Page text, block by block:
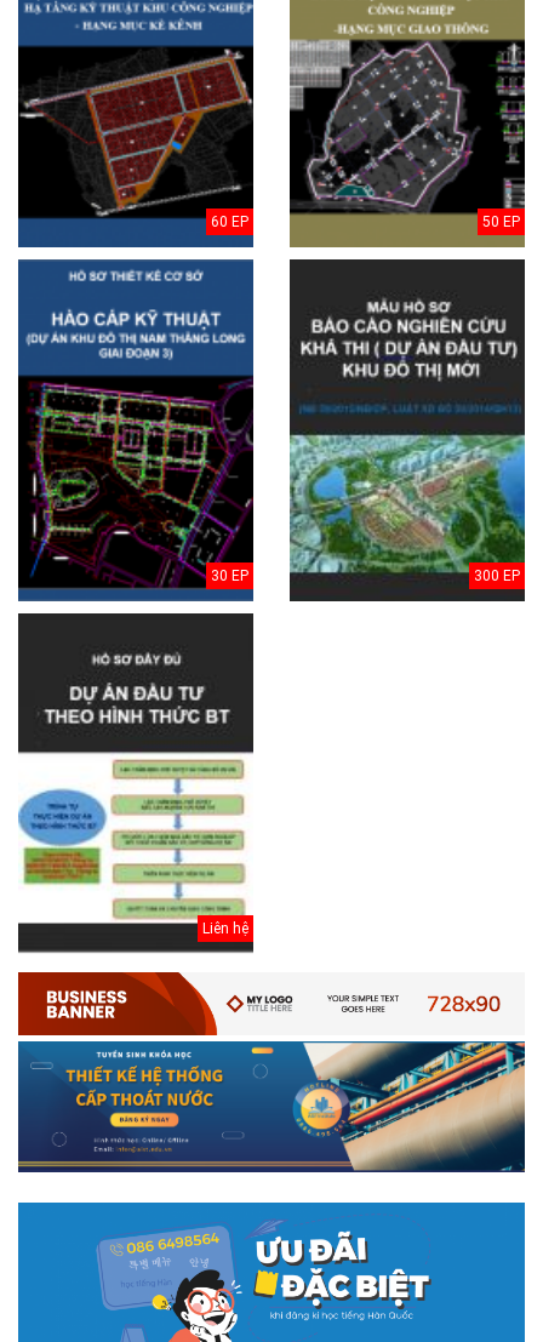
60 EP 50 EP
30 EP 300 EP
Liên hệ
# 05.04.2025 | 17:16
Tuyển sinh 2025, Khoa kỹ thuật hạ tầng và môi trường đô thị
- Đại học Kiến trúc...